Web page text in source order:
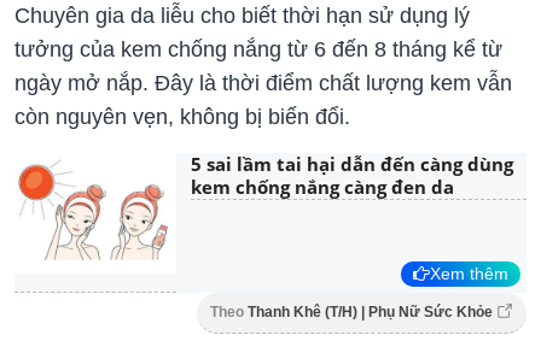
Chuyên gia da liễu cho biết thời hạn sử dụng lý
tưởng của kem chống nắng từ 6 đến 8 tháng kể từ
ngày mở nắp. Đây là thời điểm chất lượng kem vẫn
còn nguyên vẹn, không bị biến đổi.
5 sai lầm tai hại dẫn đến càng dùng
kem chống nắng càng đen da
Xem thêm
Theo Thanh Khê (T/H) | Phụ Nữ Sức Khỏe